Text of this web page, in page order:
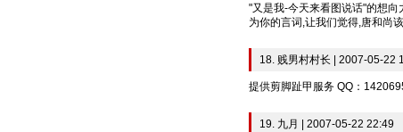
"又是我-今天来看图说话"的想
为你的言词,让我们觉得,唐和尚
18. 贱男村村长 | 2007-05-22
提供剪脚趾甲服务 QQ：
19. 九月 | 2007-05-22 22:49